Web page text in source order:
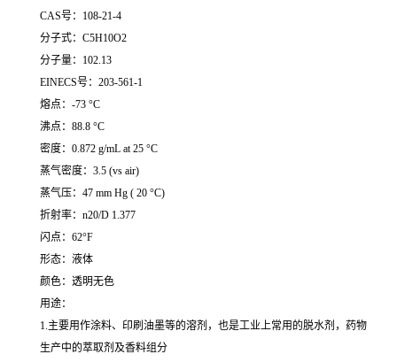
CAS号：108-21-4
分子式：C5H10O2
分子量：102.13
EINECS号：203-561-1
熔点：-73 °C
沸点：88.8 °C
密度：0.872 g/mL at 25 °C
蒸气密度：3.5 (vs air)
蒸气压：47 mm Hg ( 20 °C)
折射率：n20/D 1.377
闪点：62°F
形态：液体
颜色：透明无色
用途：
1.主要用作涂料、印刷油墨等的溶剂，也是工业上常用的脱水剂，药物
生产中的萃取剂及香料组分